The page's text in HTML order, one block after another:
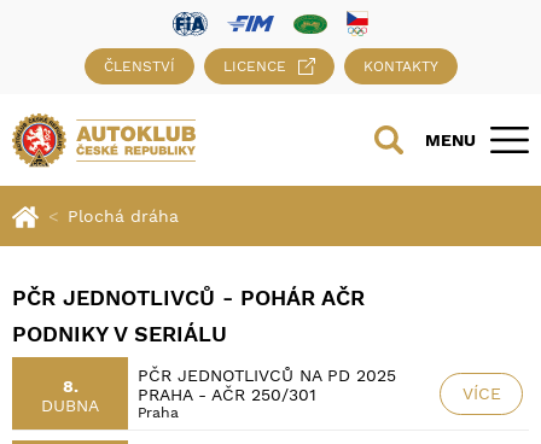
ČLENSTVÍ LICENCE KONTAKTY
MENU
Plochá dráha
PČR JEDNOTLIVCŮ - POHÁR AČR
PODNIKY V SERIÁLU
8.
DUBNA
PČR JEDNOTLIVCŮ NA PD 2025
PRAHA - AČR 250/301
Praha
VÍCE